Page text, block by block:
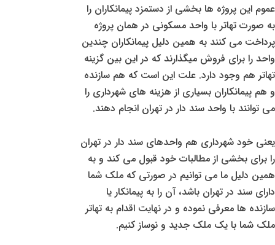
عموم این پروژه ها بخشی از دستمزد پیمانکاران را
به صورت تهاتر با واحد مسکونی در همان پروژه
پرداخت می کنند به همین دلیل پیمانکاران چندین
واحد را برای فروش میگذارند که در این بین گزینه
تهاتر هم وجود دارد. علت این است که هم سازنده
و هم پیمانکاران بسیاری از هزینه های شهرداری را
می توانند با واحد سند دار در تهران انجام دهند.
یعنی خود شهرداری هم واحدهای سند دار در تهران
را برای بخشی از مطالبات خود قبول می کند و به
همین دلیل ما می توانیم در صورتی که ملک شما
دارای سند در تهران باشد، آن را به پیمانکار یا
سازنده ها معرفی نموده و در نهایت اقدام به تهاتر
ملک شما با یک ملک جدید و نوساز کنیم.